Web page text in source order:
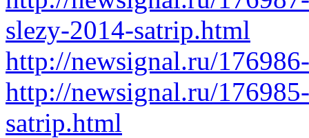
slezy-2014-satrip.html
http://newsignal.ru/
http://newsignal.ru/
satrip.html